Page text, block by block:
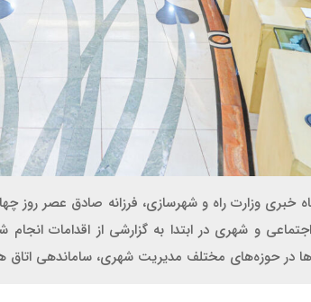
و شهری در ابتدا به گزارشی از اقدامات
در حوزه‌های مختلف مدیریت شهری، ساماندهی اتاق